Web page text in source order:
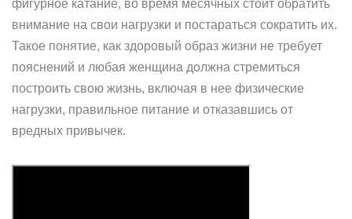
фигурное катание, во время месячных стоит обратить
внимание на свои нагрузки и постараться сократить их.
Такое понятие, как здоровый образ жизни не требует
пояснений и любая женщина должна стремиться
построить свою жизнь, включая в нее физические
нагрузки, правильное питание и отказавшись от
вредных привычек.